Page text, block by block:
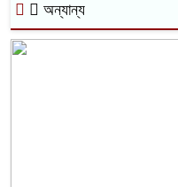
অন্যান্য